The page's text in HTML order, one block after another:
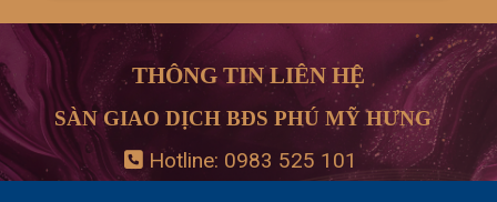
THÔNG TIN LIÊN HỆ
SÀN GIAO DỊCH BĐS PHÚ MỸ HƯNG
Hotline: 0983 525 101